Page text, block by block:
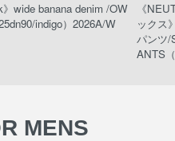
》wide banana denim /OW
indigo）2026A/W
《
ックス
パンツ
ANTS
MENS